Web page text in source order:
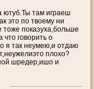
ютуб.Ты там играеш
это по твоему ни
показуха,больше
что говорить о
я так неумею,и отдаю
плохо?
шредер,ишо и